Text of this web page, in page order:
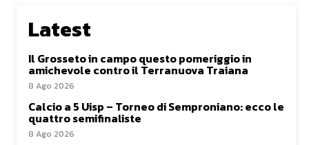
Latest
Il Grosseto in campo questo pomeriggio in
amichevole contro il Terranuova Traiana
8 Ago 2026
Calcio a 5 Uisp – Torneo di Semproniano: ecco le
quattro semifinaliste
8 Ago 2026